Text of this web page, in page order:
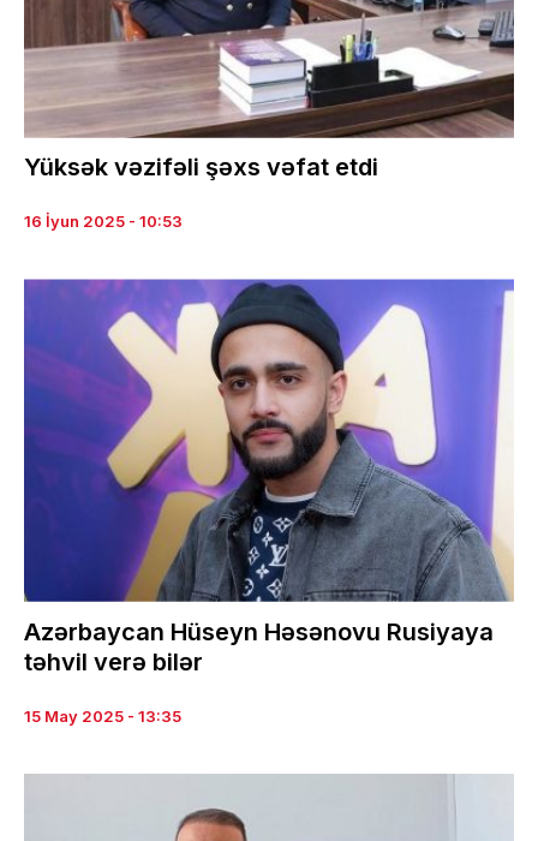
Yüksək vəzifəli şəxs vəfat etdi
16 İyun 2025 - 10:53
Azərbaycan Hüseyn Həsənovu Rusiyaya
təhvil verə bilər
15 May 2025 - 13:35